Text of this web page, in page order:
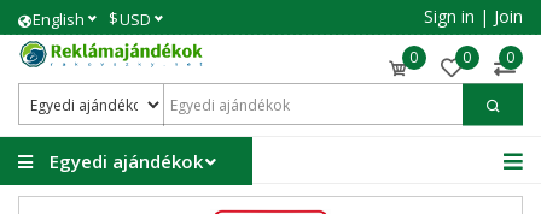
English $USD Sign in | Join
0 0 0
Egyedi ajándékok